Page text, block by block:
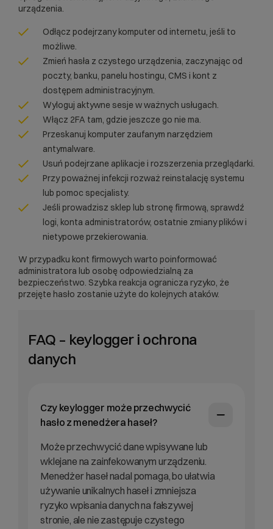
urządzenia.
Odłącz podejrzany komputer od internetu, jeśli to
możliwe.
Zmień hasła z czystego urządzenia, zaczynając od
poczty, banku, panelu hostingu, CMS i kont z
dostępem administracyjnym.
Wyloguj aktywne sesje w ważnych usługach.
Włącz 2FA tam, gdzie jeszcze go nie ma.
Przeskanuj komputer zaufanym narzędziem
antymalware.
Usuń podejrzane aplikacje i rozszerzenia przeglądarki.
Przy poważnej infekcji rozważ reinstalację systemu
lub pomoc specjalisty.
Jeśli prowadzisz sklep lub stronę firmową, sprawdź
logi, konta administratorów, ostatnie zmiany plików i
nietypowe przekierowania.
W przypadku kont firmowych warto poinformować
administratora lub osobę odpowiedzialną za
bezpieczeństwo. Szybka reakcja ogranicza ryzyko, że
przejęte hasło zostanie użyte do kolejnych ataków.
FAQ – keylogger i ochrona
danych
Czy keylogger może przechwycić
hasło z menedżera haseł?
Może przechwycić dane wpisywane lub
wklejane na zainfekowanym urządzeniu.
Menedżer haseł nadal pomaga, bo ułatwia
używanie unikalnych haseł i zmniejsza
ryzyko wpisania danych na fałszywej
stronie, ale nie zastępuje czystego